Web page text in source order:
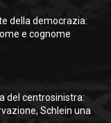
della democrazia:
e cognome
del centrosinistra:
Schlein una